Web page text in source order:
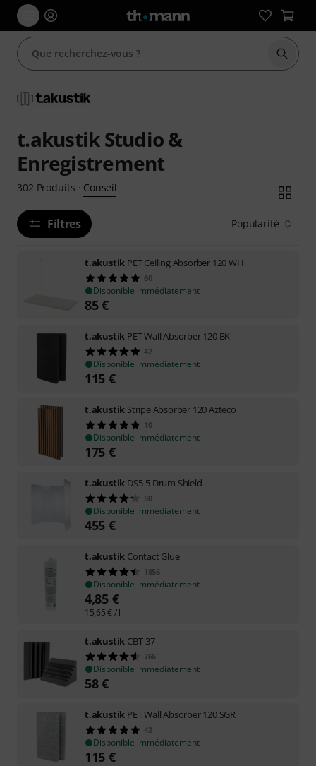
t.akustik Studio &
Enregistrement
302 Produits · Conseil
Filtres Popularité
t.akustik PET Ceiling Absorber 120 WH
60
Disponible immédiatement
85€
t.akustik PET Wall Absorber 120 BK
42
Disponible immédiatement
115 €
t.akustik Stripe Absorber 120 Azteco
10
Disponible immédiatement
175 €
t.akustik DS5-5 Drum Shield
50
Disponible immédiatement
455 €
t.akustik Contact Glue
1856
Disponible immédiatement
4,85 €
15,65€ / l
t.akustik CBT-37
766
Disponible immédiatement
58€
t.akustik PET Wall Absorber 120 SGR
42
Disponible immédiatement
115 €